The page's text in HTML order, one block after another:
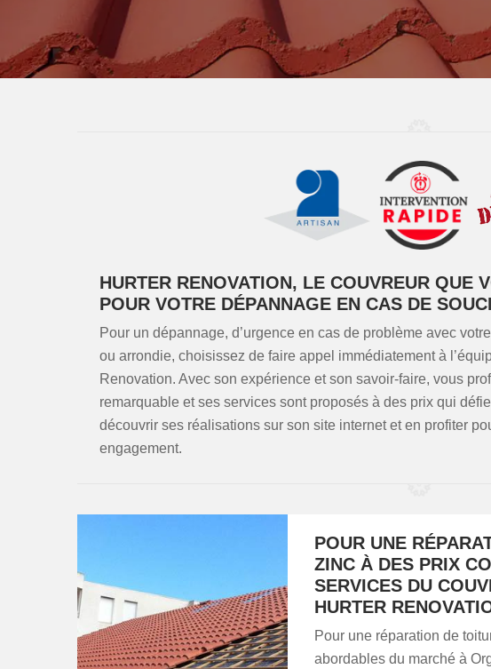
HURTER RENOVATION, LE COUVREUR QUE
POUR VOTRE DÉPANNAGE EN CAS DE
Pour un dépannage, d’urgence en cas de problème avec
ou arrondie, choisissez de faire appel immédiatement à
Renovation. Avec son expérience et son savoir-faire, vous
remarquable et ses services sont proposés à des prix qui
découvrir ses réalisations sur son site internet et en profiter
engagement.
POUR UNE
ZINC À DES PRIX
SERVICES DU
HURTER
Pour une réparation de
abordables du marché à